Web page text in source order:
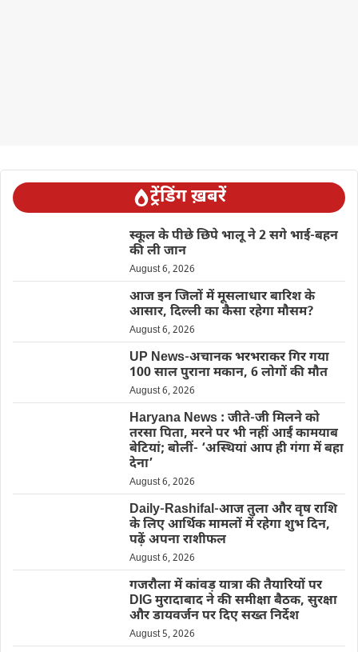
ट्रेंडिंग ख़बरें
स्कूल के पीछे छिपे भालू ने 2 सगे भाई-बहन
की ली जान
August 6, 2026
आज इन जिलों में मूसलाधार बारिश के
आसार, दिल्ली का कैसा रहेगा मौसम?
August 6, 2026
UP News-अचानक भरभराकर गिर गया
100 साल पुराना मकान, 6 लोगों की मौत
August 6, 2026
Haryana News : जीते-जी मिलने को
तरसा पिता, मरने पर भी नहीं आईं कामयाब
बेटियां; बोलीं- ‘अस्थियां आप ही गंगा में बहा
देना’
August 6, 2026
Daily-Rashifal-आज तुला और वृष राशि
के लिए आर्थिक मामलों में रहेगा शुभ दिन,
पढ़ें अपना राशीफल
August 6, 2026
गजरौला में कांवड़ यात्रा की तैयारियों पर
DIG मुरादाबाद ने की समीक्षा बैठक, सुरक्षा
और डायवर्जन पर दिए सख्त निर्देश
August 5, 2026